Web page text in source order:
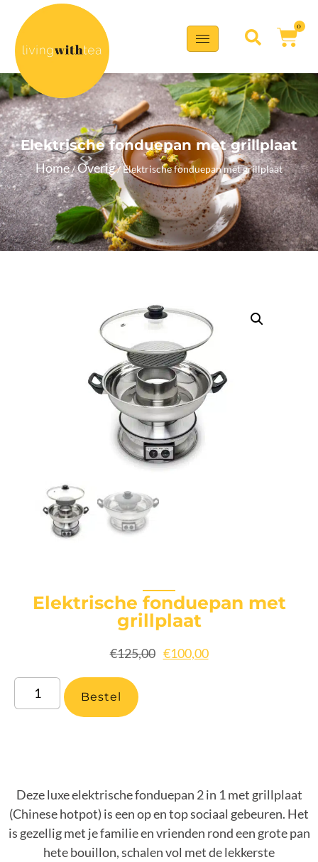
0
Elektrische fonduepan met grillplaat
Home/Overig/ Elektrische fonduepan met grillplaat
Elektrische fonduepan met
grillplaat
€125,00 €100,00
Bestel
Deze luxe elektrische fonduepan 2 in 1 met grillplaat
(Chinese hotpot) is een op en top sociaal gebeuren. Het
is gezellig met je familie en vrienden rond een grote pan
hete bouillon, schalen vol met de lekkerste